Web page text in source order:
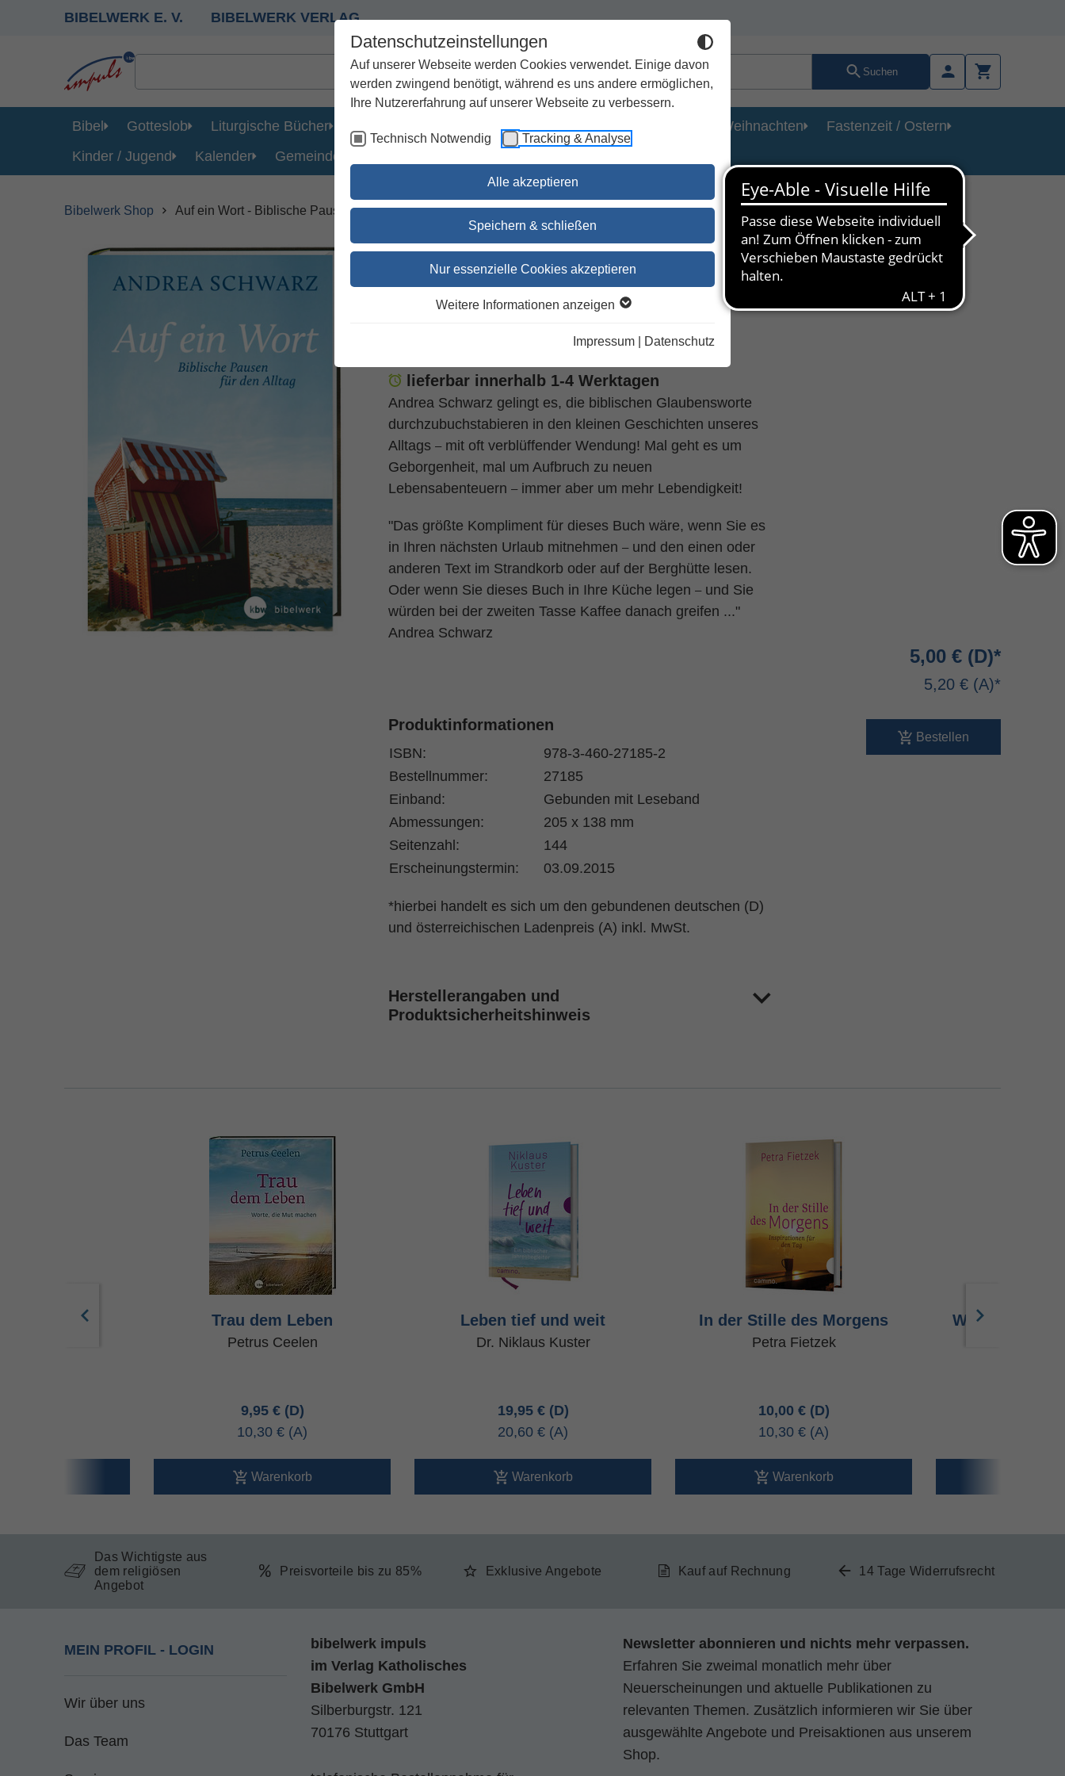
Datenschutzeinstellungen
Auf unserer Webseite werden Cookies verwendet. Einige davon
werden zwingend benötigt, während es uns andere ermöglichen,
Ihre Nutzererfahrung auf unserer Webseite zu verbessern.
Technisch Notwendig Tracking & Analyse
Alle akzeptieren
Speichern & schließen
Nur essenzielle Cookies akzeptieren
Weitere Informationen anzeigen
Impressum Datenschutz
BIBELWERK E. V. BIBELWERK VERLAG
Suchen
Bibel Gotteslob Liturgische Bücher Geschenke Kirchenjahr / Lebensweg Weihnachten
Fastenzeit / Ostern
Kinder / Jugend
Kalender Gemeinde
Bibelwerk Shop Auf ein Wort - Biblische Pausen für den Alltag
Auf ein Wort - Biblische
Pausen für den Alltag
lieferbar innerhalb 1-4 Werktagen
Andrea Schwarz gelingt es, die biblischen Glaubensworte
durchzubuchstabieren in den kleinen Geschichten unseres
Alltags –mit oft verblüffender Wendung! Mal geht es um
Geborgenheit, mal um Aufbruch zu neuen
Lebensabenteuern –immer aber um mehr Lebendigkeit!
"Das größte Kompliment für dieses Buch wäre, wenn Sie es
in Ihren nächsten Urlaub mitnehmen –und den einen oder
anderen Text im Strandkorb oder auf der Berghütte lesen.
Oder wenn Sie dieses Buch in Ihre Küche legen –und Sie
würden bei der zweiten Tasse Kaffee danach greifen ..."
Andrea Schwarz
5,00 €
5,20 €
Bestellen
Produktinformationen
ISBN:
978-3-460-27185-2
Bestellnummer:
27185
Einband:
Gebunden mit Leseband
Abmessungen:
205 x 138 mm
Seitenzahl:
144
Erscheinungstermin:
03.09.2015
*hierbei handelt es sich um den gebundenen deutschen (D)
und österreichischen Ladenpreis (A) inkl. MwSt.
Herstellerangaben und
Produktsicherheitshinweis
Trau dem Leben
Petrus Ceelen
9,95 €
10,30 €
Warenkorb
Leben tief und weit
Dr. Niklaus Kuster
19,95 €
20,60 €
Warenkorb
In der Stille des Morgens
Petra Fietzek
10,00 €
10,30 €
Warenkorb
Das Wichtigste aus
dem religiösen
Angebot
Preisvorteile bis zu 85% Exklusive Angebote Kauf auf Rechnung 14 Tage Widerrufsrecht
MEIN PROFIL - LOGIN
Wir über uns
Das Team
bibelwerk impuls
im Verlag Katholisches
Bibelwerk GmbH
Silberburgstr. 121
70176 Stuttgart
Newsletter abonnieren und nichts mehr verpassen.
Erfahren Sie zweimal monatlich mehr über
Neuerscheinungen und aktuelle Publikationen zu
relevanten Themen. Zusätzlich informieren wir Sie über
ausgewählte Angebote und Preisaktionen aus unserem
Shop.